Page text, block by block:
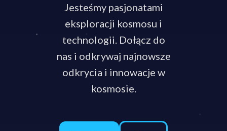
Jesteśmy pasjonatami
eksploracji kosmosu i
technologii. Dołącz do
nas i odkrywaj najnowsze
odkrycia i innowacje w
kosmosie.